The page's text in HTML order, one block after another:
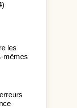
les
mêmes